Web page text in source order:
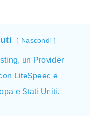
Nascondi
un Provider
LiteSpeed e
e Stati Uniti.